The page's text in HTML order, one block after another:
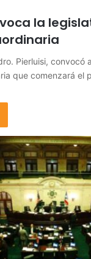
la
Pierluisi, convocó
que comenzará el